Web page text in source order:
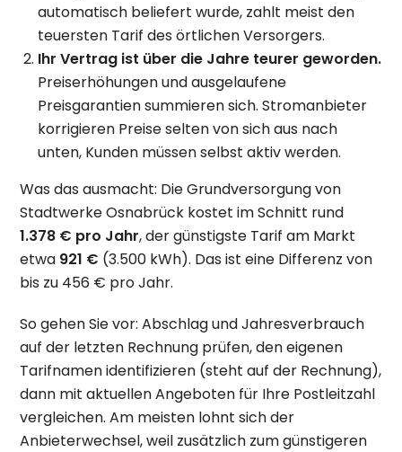
automatisch beliefert wurde, zahlt meist den
teuersten Tarif des örtlichen Versorgers.
Ihr Vertrag ist über die Jahre teurer geworden.
Preiserhöhungen und ausgelaufene
Preisgarantien summieren sich. Stromanbieter
korrigieren Preise selten von sich aus nach
unten, Kunden müssen selbst aktiv werden.
Was das ausmacht: Die Grundversorgung von
Stadtwerke Osnabrück kostet im Schnitt rund
1.378 € pro Jahr, der günstigste Tarif am Markt
etwa 921 € (3.500 kWh). Das ist eine Differenz von
bis zu 456 € pro Jahr.
So gehen Sie vor: Abschlag und Jahresverbrauch
auf der letzten Rechnung prüfen, den eigenen
Tarifnamen identifizieren (steht auf der Rechnung),
dann mit aktuellen Angeboten für Ihre Postleitzahl
vergleichen. Am meisten lohnt sich der
Anbieterwechsel, weil zusätzlich zum günstigeren